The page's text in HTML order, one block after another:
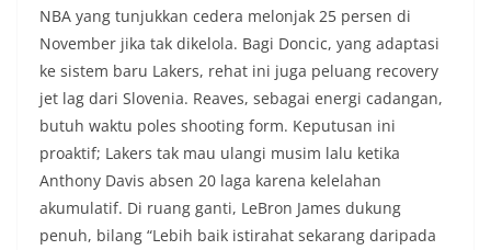
NBA yang tunjukkan cedera melonjak 25 persen di
November jika tak dikelola. Bagi Doncic, yang adaptasi
ke sistem baru Lakers, rehat ini juga peluang recovery
jet lag dari Slovenia. Reaves, sebagai energi cadangan,
butuh waktu poles shooting form. Keputusan ini
proaktif; Lakers tak mau ulangi musim lalu ketika
Anthony Davis absen 20 laga karena kelelahan
akumulatif. Di ruang ganti, LeBron James dukung
penuh, bilang “Lebih baik istirahat sekarang daripada